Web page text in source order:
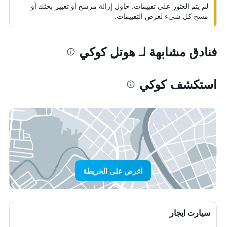
لم يتم العثور على تقييمات. حاول إزالة مرشح أو تغيير بحثك أو
مسح كل شيء لعرض التقييمات.
فنادق مشابهة لـ هوتل كوكي
استكشف كوكي
اعرض على الخريطة
سيارت ايجار